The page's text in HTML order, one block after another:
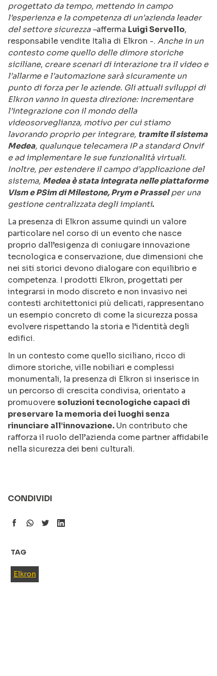
progettato da tempo, mettendo in campo
l’esperienza e la competenza di un’azienda leader
del settore sicurezza –afferma Luigi Servello,
responsabile vendite Italia di Elkron -. Anche in un
contesto come quello delle dimore storiche
siciliane, creare scenari di interazione tra il video e
l’allarme e l’automazione sarà sicuramente un
punto di forza per le aziende. Gli attuali sviluppi di
Elkron vanno in questa direzione: incrementare
l’integrazione con il mondo della
videosorveglianza, motivo per cui stiamo
lavorando proprio per integrare, tramite il sistema
Medea, qualunque telecamera IP a standard Onvif
e ad implementare le sue funzionalità virtuali.
Inoltre, per estendere il campo d’applicazione del
sistema, Medea è stata integrata nelle piattaforme
VIsm e PSim di Milestone, Prym e Prasselper una
gestione centralizzata degli impianti.
La presenza di Elkron assume quindi un valore
particolare nel corso di un evento che nasce
proprio dall’esigenza di coniugare innovazione
tecnologica e conservazione, due dimensioni che
nei siti storici devono dialogare con equilibrio e
competenza. I prodotti Elkron, progettati per
integrarsi in modo discreto e non invasivo nei
contesti architettonici più delicati, rappresentano
un esempio concreto di come la sicurezza possa
evolvere rispettando la storia e l’identità degli
edifici.
In un contesto come quello siciliano, ricco di
dimore storiche, ville nobiliari e complessi
monumentali, la presenza di Elkron si inserisce in
un percorso di crescita condivisa, orientato a
promuovere soluzioni tecnologiche capaci di
preservare la memoria dei luoghi senza
rinunciare all’innovazione. Un contributo che
rafforza il ruolo dell’azienda come partner affidabile
nella sicurezza dei beni culturali.
CONDIVIDI
TAG
Elkron